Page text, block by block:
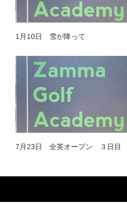
1月10日 雪が降って
7月23日 全英オープン ３日目